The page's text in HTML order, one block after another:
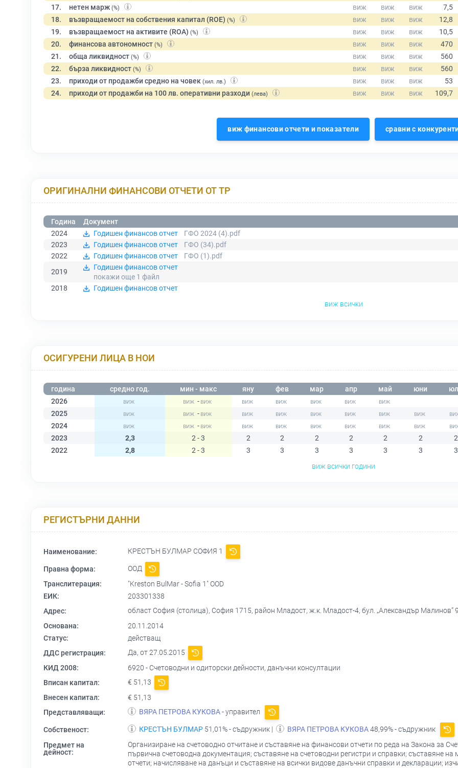
17. нетен марж (%)
18. възвращаемост на собствения капитал (ROE) (%)
19. възвращаемост на активите (ROA) (%)
20. финансова автономност (%)
21. обща ликвидност (%)
22. бърза ликвидност (%)
23. приходи от продажби средно на човек (хил. лв.)
24. приходи от продажби на 100 лв. оперативни разходи (лева)
виж финансови отчети и показатели сравни с
ОРИГИНАЛНИ ФИНАНСОВИ ОТЧЕТИ ОТ ТР
Година
Документ
2024
Годишен финансов отчет
ГФО 2024 (4).pdf
2023
Годишен финансов отчет
ГФО (34).pdf
2022
Годишен финансов отчет
ГФО (1).pdf
2019
Годишен финансов отчет
покажи още 1 файл
2018
Годишен финансов отчет
виж всички
ОСИГУРЕНИ ЛИЦА В НОИ
година средно год. мин - макс яну фев мар апр май юни
2026
-
2025
-
2024
-
2023
2,3 2 - 3 2 2 2 2 2 2
2
2022
2,8 2 - 3 3 3 3 3 3 3
3
виж всички години
РЕГИСТЪРНИ ДАННИ
Наименование: КРЕСТЪН БУЛМАР СОФИЯ 1
Правна форма:
ООД
Транслитерация:
"Kreston BulMar - Sofia 1" OOD
ЕИК:
203301338
Адрес:
област София (столица), София 1715, район Младост, ж.к. Младост-4, бул. „Александър Малинов”
Основана:
20.11.2014
Статус:
действащ
ДДС регистрация:
Да, от 27.05.2015
КИД 2008:
6920 - Счетоводни и одиторски дейности, данъчни консултации
Вписан капитал:
€ 51,13
Внесен капитал:
€ 51,13
Представляващи:
ВЯРА ПЕТРОВА КУКОВА- управител
Собственост: КРЕСТЪН БУЛМАР 51,01% - съдружник | ВЯРА ПЕТРОВА КУКОВА48,99% - съдружник
Предмет на
дейност:
Организиране на счетоводно отчитане и съставяне на финансови отчети по реда на Закона за
първична счетоводна документация; съставяне на счетоводни регистри и справки; съставяне
отчети; начисляване на данъци и съставяне на всички видове данъчни справки и декларации;